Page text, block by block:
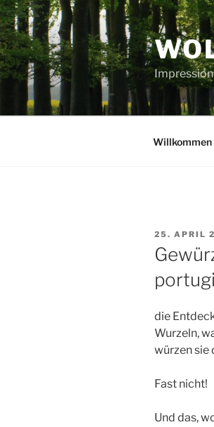
Zum
Inhalt
springen
Willkommen
AM
25. APRIL
die
Wurzeln,
würzen sie
Fast nicht!
Und das,